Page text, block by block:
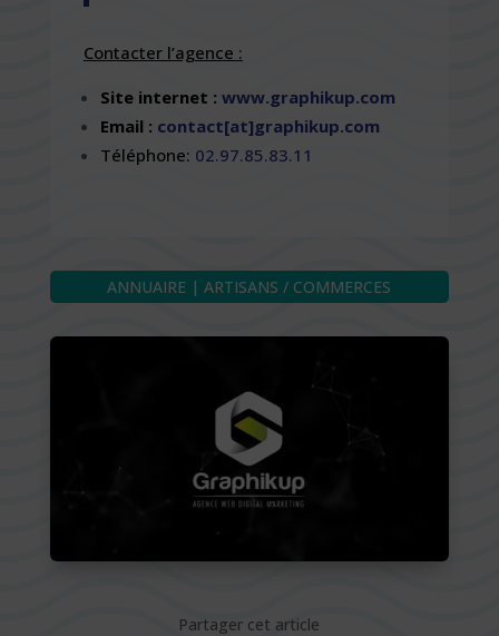
Contacter l’agence :
Site internet : www.graphikup.com
Email : contact[at]graphikup.com
Téléphone: 02.97.85.83.11
ANNUAIRE | ARTISANS / COMMERCES
Partager cet article